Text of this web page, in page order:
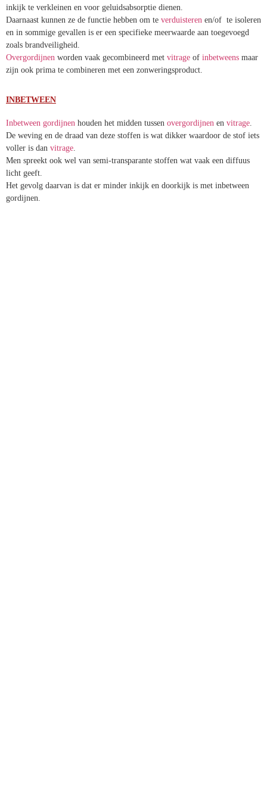
inkijk te verkleinen en voor geluidsabsorptie dienen.
Daarnaast kunnen ze de functie hebben om te verduisteren en/of te isoleren
en in sommige gevallen is er een specifieke meerwaarde aan toegevoegd
zoals brandveiligheid.
Overgordijnen worden vaak gecombineerd met vitrage of inbetweens maar
zijn ook prima te combineren met een zonweringsproduct.
INBETWEEN
Inbetween gordijnen houden het midden tussen overgordijnen en vitrage.
De weving en de draad van deze stoffen is wat dikker waardoor de stof iets
voller is dan vitrage.
Men spreekt ook wel van semi-transparante stoffen wat vaak een diffuus
licht geeft.
Het gevolg daarvan is dat er minder inkijk en doorkijk is met inbetween
gordijnen.